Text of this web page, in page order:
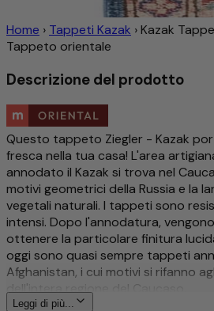
Home › Tappeti Kazak ›Kazak
Tappeto orientale
Descrizione del prodotto
Questo tappeto Ziegler - Kazak
fresca nella tua casa! L'area
annodato il Kazak si trova nel
motivi geometrici della Russia e la
vegetali naturali. I tappeti sono
intensi. Dopo l'annodatura,
ottenere la particolare finitura
oggi sono quasi sempre tappeti
Afghanistan, i cui motivi si rifanno
dell'intera regione del Caucaso.
Leggi di più...